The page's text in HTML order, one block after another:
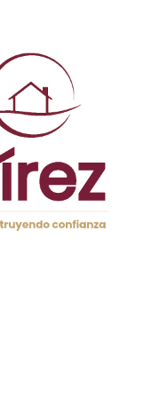
realizar una
correctamente
de partida sólido
cónyuge o con un
obtener un
documentar el